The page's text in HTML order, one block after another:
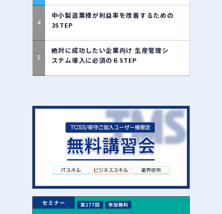
中小製造業様が利益率を改善するための
3STEP
絶対に成功したい企業向け 生産管理シ
ステム導入に必須の６STEP